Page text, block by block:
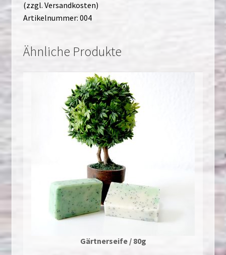
(zzgl. Versandkosten)
Artikelnummer: 004
Ähnliche Produkte
Gärtnerseife / 80g